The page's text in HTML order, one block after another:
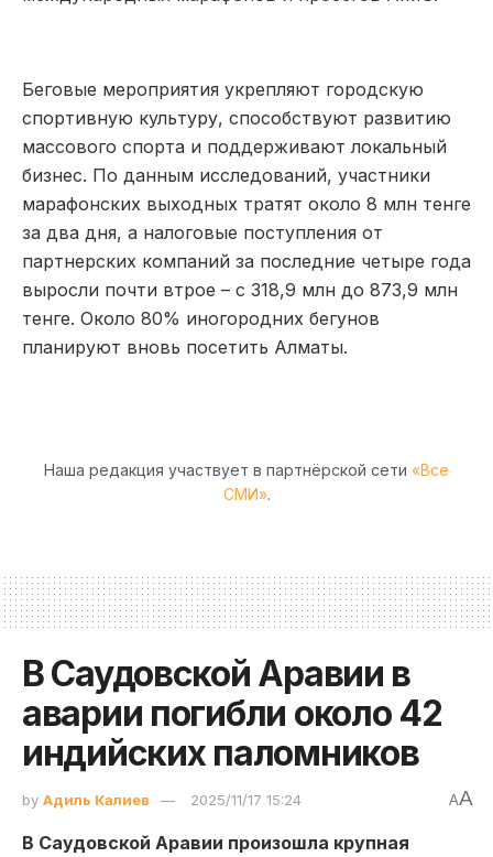
Беговые мероприятия укрепляют городскую
спортивную культуру, способствуют развитию
массового спорта и поддерживают локальный
бизнес. По данным исследований, участники
марафонских выходных тратят около 8 млн тенге
за два дня, а налоговые поступления от
партнерских компаний за последние четыре года
выросли почти втрое – с 318,9 млн до 873,9 млн
тенге. Около 80% иногородних бегунов
планируют вновь посетить Алматы.
Наша редакция участвует в партнёрской сети «Все
СМИ».
В Саудовской Аравии в
аварии погибли около 42
индийских паломников
by Адиль Калиев 2025/11/17 15:24 AA
В Саудовской Аравии произошла крупная